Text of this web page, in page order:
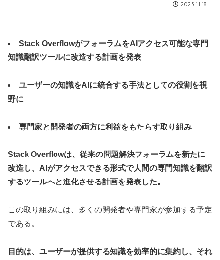
2025.11.18
Stack OverflowがフォーラムをAIアクセス可能な専門
知識翻訳ツールに改造する計画を発表
ユーザーの知識をAIに統合する手法としての役割を視
野に
専門家と開発者の両方に利益をもたらす取り組み
Stack Overflowは、従来の問題解決フォーラムを新たに
改造し、AIがアクセスできる形式で人間の専門知識を翻訳
するツールへと進化させる計画を発表した。
この取り組みには、多くの開発者や専門家が参加する予定
である。
目的は、ユーザーが提供する知識を効率的に集約し、それ